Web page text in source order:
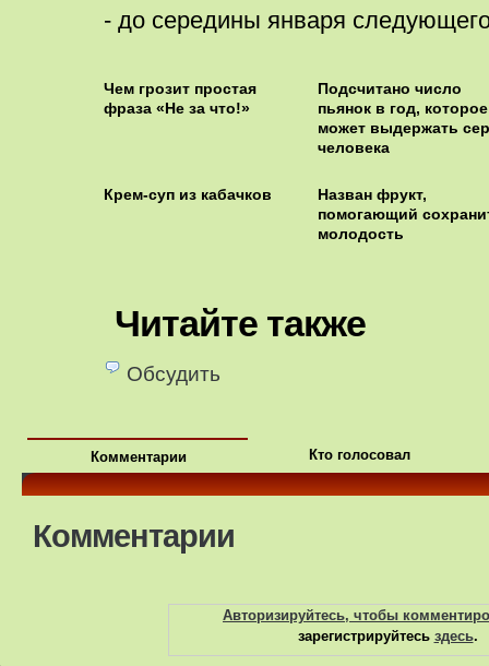
- до середины января
Чем грозит простая
фраза «Не за что!»
Подсчитано число
пьянок в год, которое
может выдержать
человека
Крем-суп из кабачков
Назван фрукт,
помогающий
молодость
Читайте также
Обсудить
Комментарии Кто голосовал
Комментарии
Авторизируйтесь, чтобы
зарегистрируйтесь здесь.